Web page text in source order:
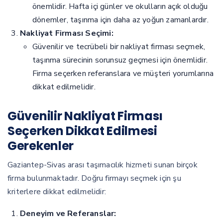
önemlidir. Hafta içi günler ve okulların açık olduğu
dönemler, taşınma için daha az yoğun zamanlardır.
Nakliyat Firması Seçimi:
Güvenilir ve tecrübeli bir nakliyat firması seçmek,
taşınma sürecinin sorunsuz geçmesi için önemlidir.
Firma seçerken referanslara ve müşteri yorumlarına
dikkat edilmelidir.
Güvenilir Nakliyat Firması
Seçerken Dikkat Edilmesi
Gerekenler
Gaziantep-Sivas arası taşımacılık hizmeti sunan birçok
firma bulunmaktadır. Doğru firmayı seçmek için şu
kriterlere dikkat edilmelidir:
Deneyim ve Referanslar: